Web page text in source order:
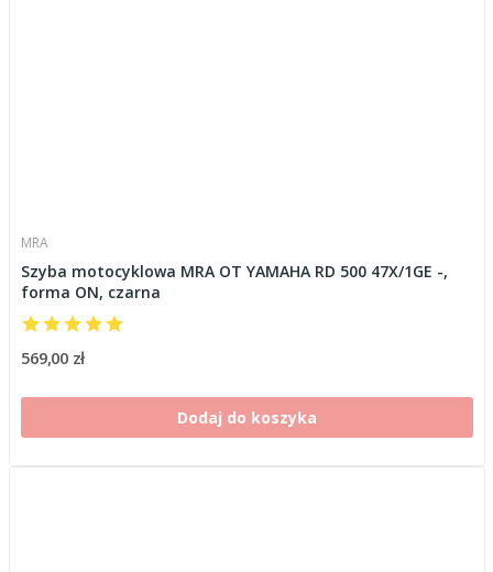
MRA
Szyba motocyklowa MRA OT YAMAHA RD 500 47X/1GE -,
forma ON, czarna
569,00 zł
Dodaj do koszyka